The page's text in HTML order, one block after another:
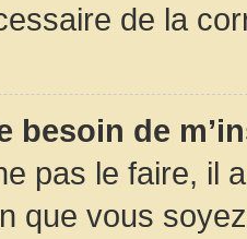
de la
besoin de
pas le faire, il
que vous